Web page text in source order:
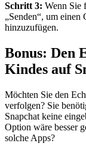
Schritt 3: Wenn Sie
„Senden“, um einen
hinzuzufügen.
Bonus: Den
Kindes auf
Möchten Sie den
verfolgen? Sie
Snapchat keine
Option wäre besser
solche Apps?